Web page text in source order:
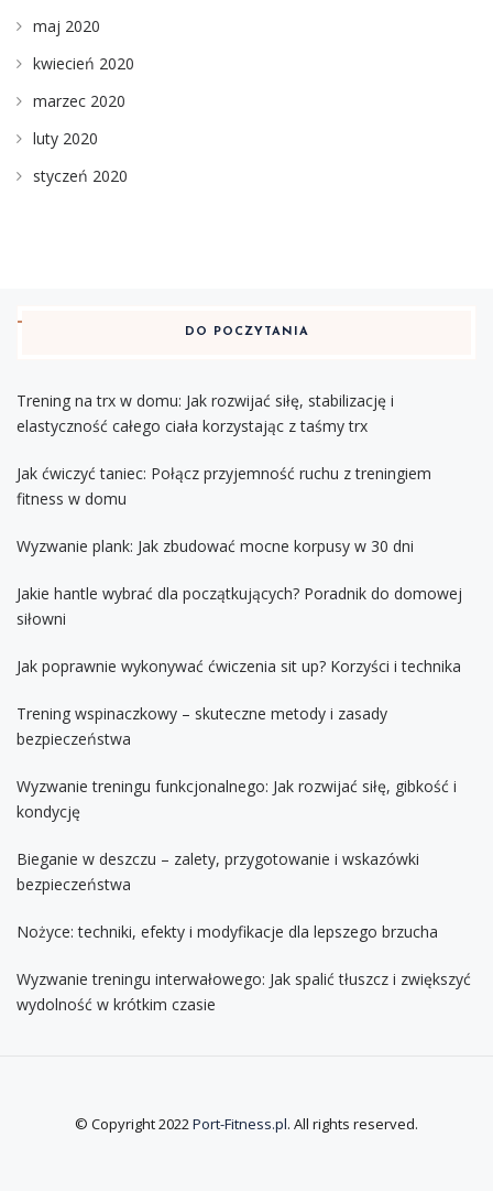
maj 2020
kwiecień 2020
marzec 2020
luty 2020
styczeń 2020
DO POCZYTANIA
Trening na trx w domu: Jak rozwijać siłę, stabilizację i
elastyczność całego ciała korzystając z taśmy trx
Jak ćwiczyć taniec: Połącz przyjemność ruchu z treningiem
fitness w domu
Wyzwanie plank: Jak zbudować mocne korpusy w 30 dni
Jakie hantle wybrać dla początkujących? Poradnik do domowej
siłowni
Jak poprawnie wykonywać ćwiczenia sit up? Korzyści i technika
Trening wspinaczkowy – skuteczne metody i zasady
bezpieczeństwa
Wyzwanie treningu funkcjonalnego: Jak rozwijać siłę, gibkość i
kondycję
Bieganie w deszczu – zalety, przygotowanie i wskazówki
bezpieczeństwa
Nożyce: techniki, efekty i modyfikacje dla lepszego brzucha
Wyzwanie treningu interwałowego: Jak spalić tłuszcz i zwiększyć
wydolność w krótkim czasie
© Copyright 2022Port-Fitness.pl. All rights reserved.